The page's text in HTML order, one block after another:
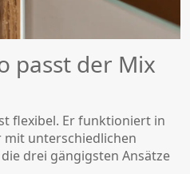
passt der Mix
flexibel. Er funktioniert in
mit unterschiedlichen
drei gängigsten Ansätze